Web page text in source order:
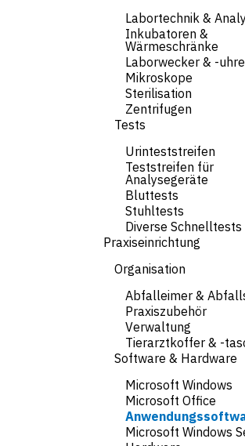
Labortechnik &
Inkubatoren &
Wärmeschränke
Laborwecker & -
Mikroskope
Sterilisation
Zentrifugen
Tests
Urinteststreifen
Teststreifen für
Analysegeräte
Bluttests
Stuhltests
Diverse Schnelltests
Praxiseinrichtung
Organisation
Abfalleimer &
Praxiszubehör
Verwaltung
Tierarztkoffer & -
Software & Hardware
Microsoft Windows
Microsoft Office
Microsoft Windows